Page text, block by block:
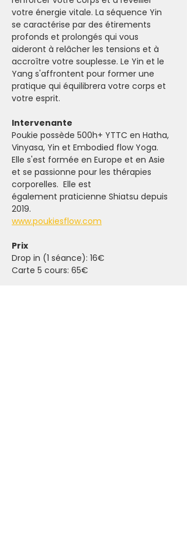
votre énergie vitale. La séquence Yin
se caractérise par des étirements
profonds et prolongés qui vous
aideront à relâcher les tensions et à
accroître votre souplesse. Le Yin et le
Yang s'affrontent pour former une
pratique qui équilibrera votre corps et
votre esprit.
Intervenante
Poukie possède 500h+ YTTC en Hatha,
Vinyasa, Yin et Embodied flow Yoga.
Elle s'est formée en Europe et en Asie
et se passionne pour les thérapies
corporelles.  Elle est
également praticienne Shiatsu depuis
2019.
www.poukiesflow.com
Prix
Drop in (1 séance): 16€
Carte 5 cours: 65€